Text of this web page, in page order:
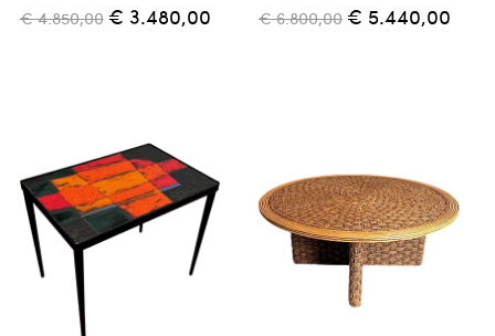
€ 4.850,00 € 3.480,00 € 6.800,00 € 5.440,00